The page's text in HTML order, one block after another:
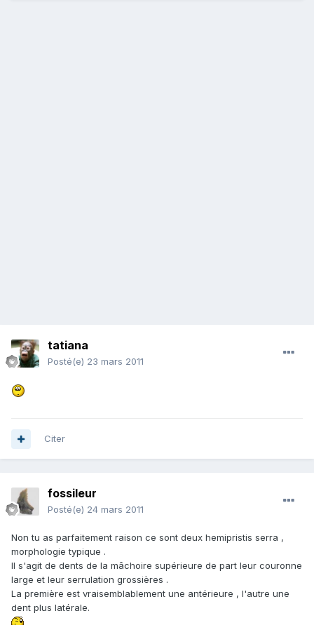
tatiana
Posté(e) 23 mars 2011
Citer
fossileur
Posté(e) 24 mars 2011
Non tu as parfaitement raison ce sont deux hemipristis serra ,
morphologie typique .
Il s'agit de dents de la mâchoire supérieure de part leur couronne
large et leur serrulation grossières .
La première est vraisemblablement une antérieure , l'autre une
dent plus latérale.